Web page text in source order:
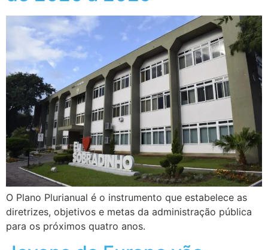
O Plano Plurianual é o instrumento que estabelece as
diretrizes, objetivos e metas da administração pública
para os próximos quatro anos.